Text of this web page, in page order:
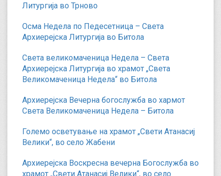
Литургија во Трново
Осма Недела по Педесетница – Света
Архиерејска Литургија во Битола
Света великомаченица Недела – Света
Архиерејска Литургија во храмот „Света
Великомаченица Недела“ во Битола
Архиерејска Вечерна богослужба во хармот
Света Великомаченица Недела – Битола
Големо осветување на храмот „Свети Атанасиј
Велики“, во село Жабени
Архиерејска Воскресна вечерна Богослужба во
храмот „Свети Атанасиј Велики“, во село